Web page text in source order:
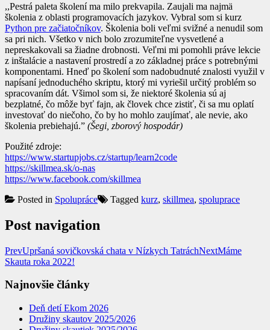
,,Pestrá paleta školení ma milo prekvapila. Zaujali ma najmä
školenia z oblasti programovacích jazykov. Vybral som si kurz
Python pre začiatočníkov. Školenia boli veľmi svižné a nenudil som
sa pri nich. Všetko v nich bolo zrozumiteľne vysvetlené a
nepreskakovali sa žiadne drobnosti. Veľmi mi pomohli práve lekcie
z inštalácie a nastavení prostredí a zo základnej práce s potrebnými
komponentami. Hneď po školení som nadobudnuté znalosti využil v
napísaní jednoduchého skriptu, ktorý mi vyriešil určitý problém so
spracovaním dát. Všimol som si, že niektoré školenia sú aj
bezplatné, čo môže byť fajn, ak človek chce zistiť, či sa mu oplatí
investovať do niečoho, čo by ho mohlo zaujímať, ale nevie, ako
školenia prebiehajú.” (Šegi, zborový hospodár)
Použité zdroje:
https://www.startupjobs.cz/startup/learn2code
https://skillmea.sk/o-nas
https://www.facebook.com/skillmea
Posted in Spolupráce Tagged kurz, skillmea, spoluprace
Post navigation
PrevUpršaná sovičkovská chata v Nízkych TatráchNextMáme
Skauta roka 2022!
Najnovšie články
Deň detí Ekom 2026
Družiny skautov 2025/2026